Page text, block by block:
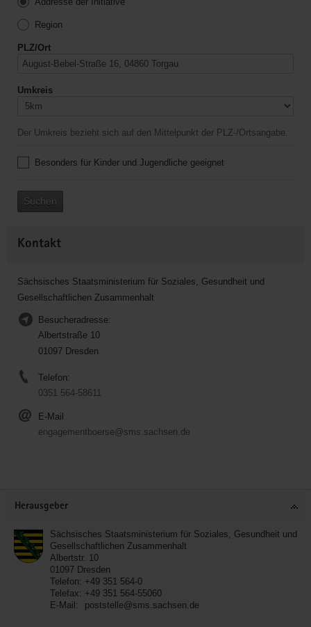
Region
PLZ/Ort
Umkreis
Der Umkreis bezieht sich auf den Mittelpunkt der PLZ-/Ortsangabe.
Besonders für Kinder und Jugendliche geeignet
Suchen
Kontakt
Sächsisches Staatsministerium für Soziales, Gesundheit und
Gesellschaftlichen Zusammenhalt
Besucheradresse:
Albertstraße 10
01097 Dresden
Telefon:
0351 564-58611
E-Mail
engagementboerse@sms.sachsen.de
Herausgeber
Sächsisches Staatsministerium für Soziales, Gesundheit und
Gesellschaftlichen Zusammenhalt
Albertstr. 10
01097 Dresden
Telefon: +49 351 564-0
Telefax: +49 351 564-55060
E-Mail:
poststelle@sms.sachsen.de